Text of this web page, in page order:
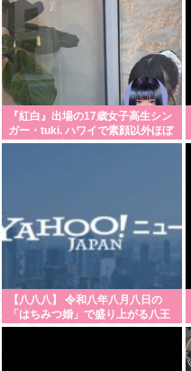
『紅白』出場の17歳女子高生シン
ガー・tuki. ハワイで素顔以外ほぼ
全部出し 「隠しきれない美貌」と
【八八八】 令和八年八月八日の
「はちみつ婚」で盛り上がる八王
子市や八戸市など「八」の付く自